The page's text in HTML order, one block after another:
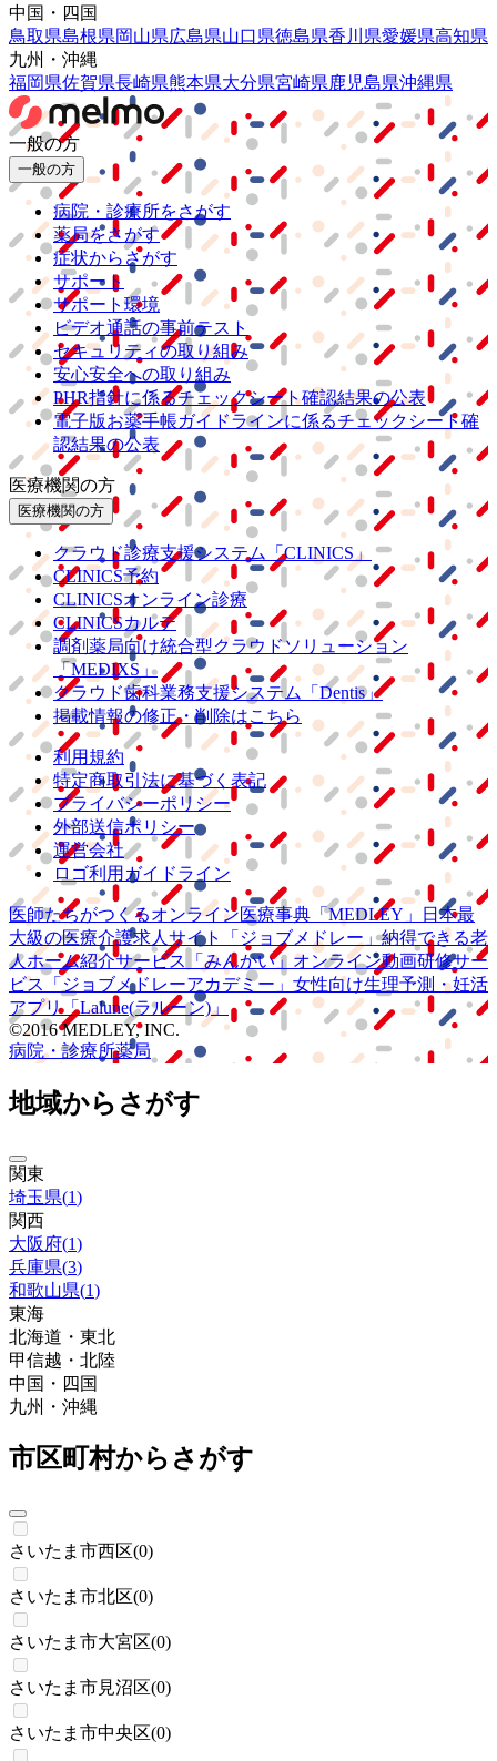
中国・四国
鳥取県島根県岡山県広島県山口県徳島県香川県愛媛県高知県
九州・沖縄
福岡県佐賀県長崎県熊本県大分県宮崎県鹿児島県沖縄県
一般の方
一般の方
病院・診療所をさがす
薬局をさがす
症状からさがす
サポート
サポート環境
ビデオ通話の事前テスト
セキュリティの取り組み
安心安全への取り組み
PHR指針に係るチェックシート確認結果の公表
電子版お薬手帳ガイドラインに係るチェックシート確
認結果の公表
医療機関の方
医療機関の方
クラウド診療支援システム
「CLINICS」
CLINICS予約
CLINICSオンライン診療
CLINICSカルテ
調剤薬局向け統合型クラウドソリューション
「MEDIXS」
クラウド歯科業務支援システム
「Dentis」
掲載情報の修正・削除はこちら
利用規約
特定商取引法に基づく表記
プライバシーポリシー
外部送信ポリシー
運営会社
ロゴ利用ガイドライン
医師たちがつくるオンライン医療事典 「MEDLEY」
日本最
大級の医療介護求人サイト 「ジョブメドレー」納得できる老
人ホーム紹介サービス
「みんかい」 オンライン動画研修サー
ビス
「ジョブメドレーアカデミー」 女性向け生理予測・妊活
アプリ「Lalune(ラルーン)」
©2016 MEDLEY, INC.
病院・診療所薬局
地域からさがす
関東
埼玉県(1)
関西
大阪府(1)
兵庫県(3)
和歌山県(1)
東海
北海道・東北
甲信越・北陸
中国・四国
九州・沖縄
市区町村からさがす
さいたま市西区(0)
さいたま市北区(0)
さいたま市大宮区(0)
さいたま市見沼区(0)
さいたま市中央区(0)